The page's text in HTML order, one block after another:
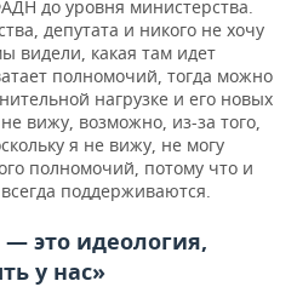
до уровня министерства.
депутата и никого не хочу
видели, какая там идет
полномочий, тогда можно
нагрузке и его новых
вижу, возможно, из-за того,
я не вижу, не могу
полномочий, потому что и
поддерживаются.
это идеология,
у нас»